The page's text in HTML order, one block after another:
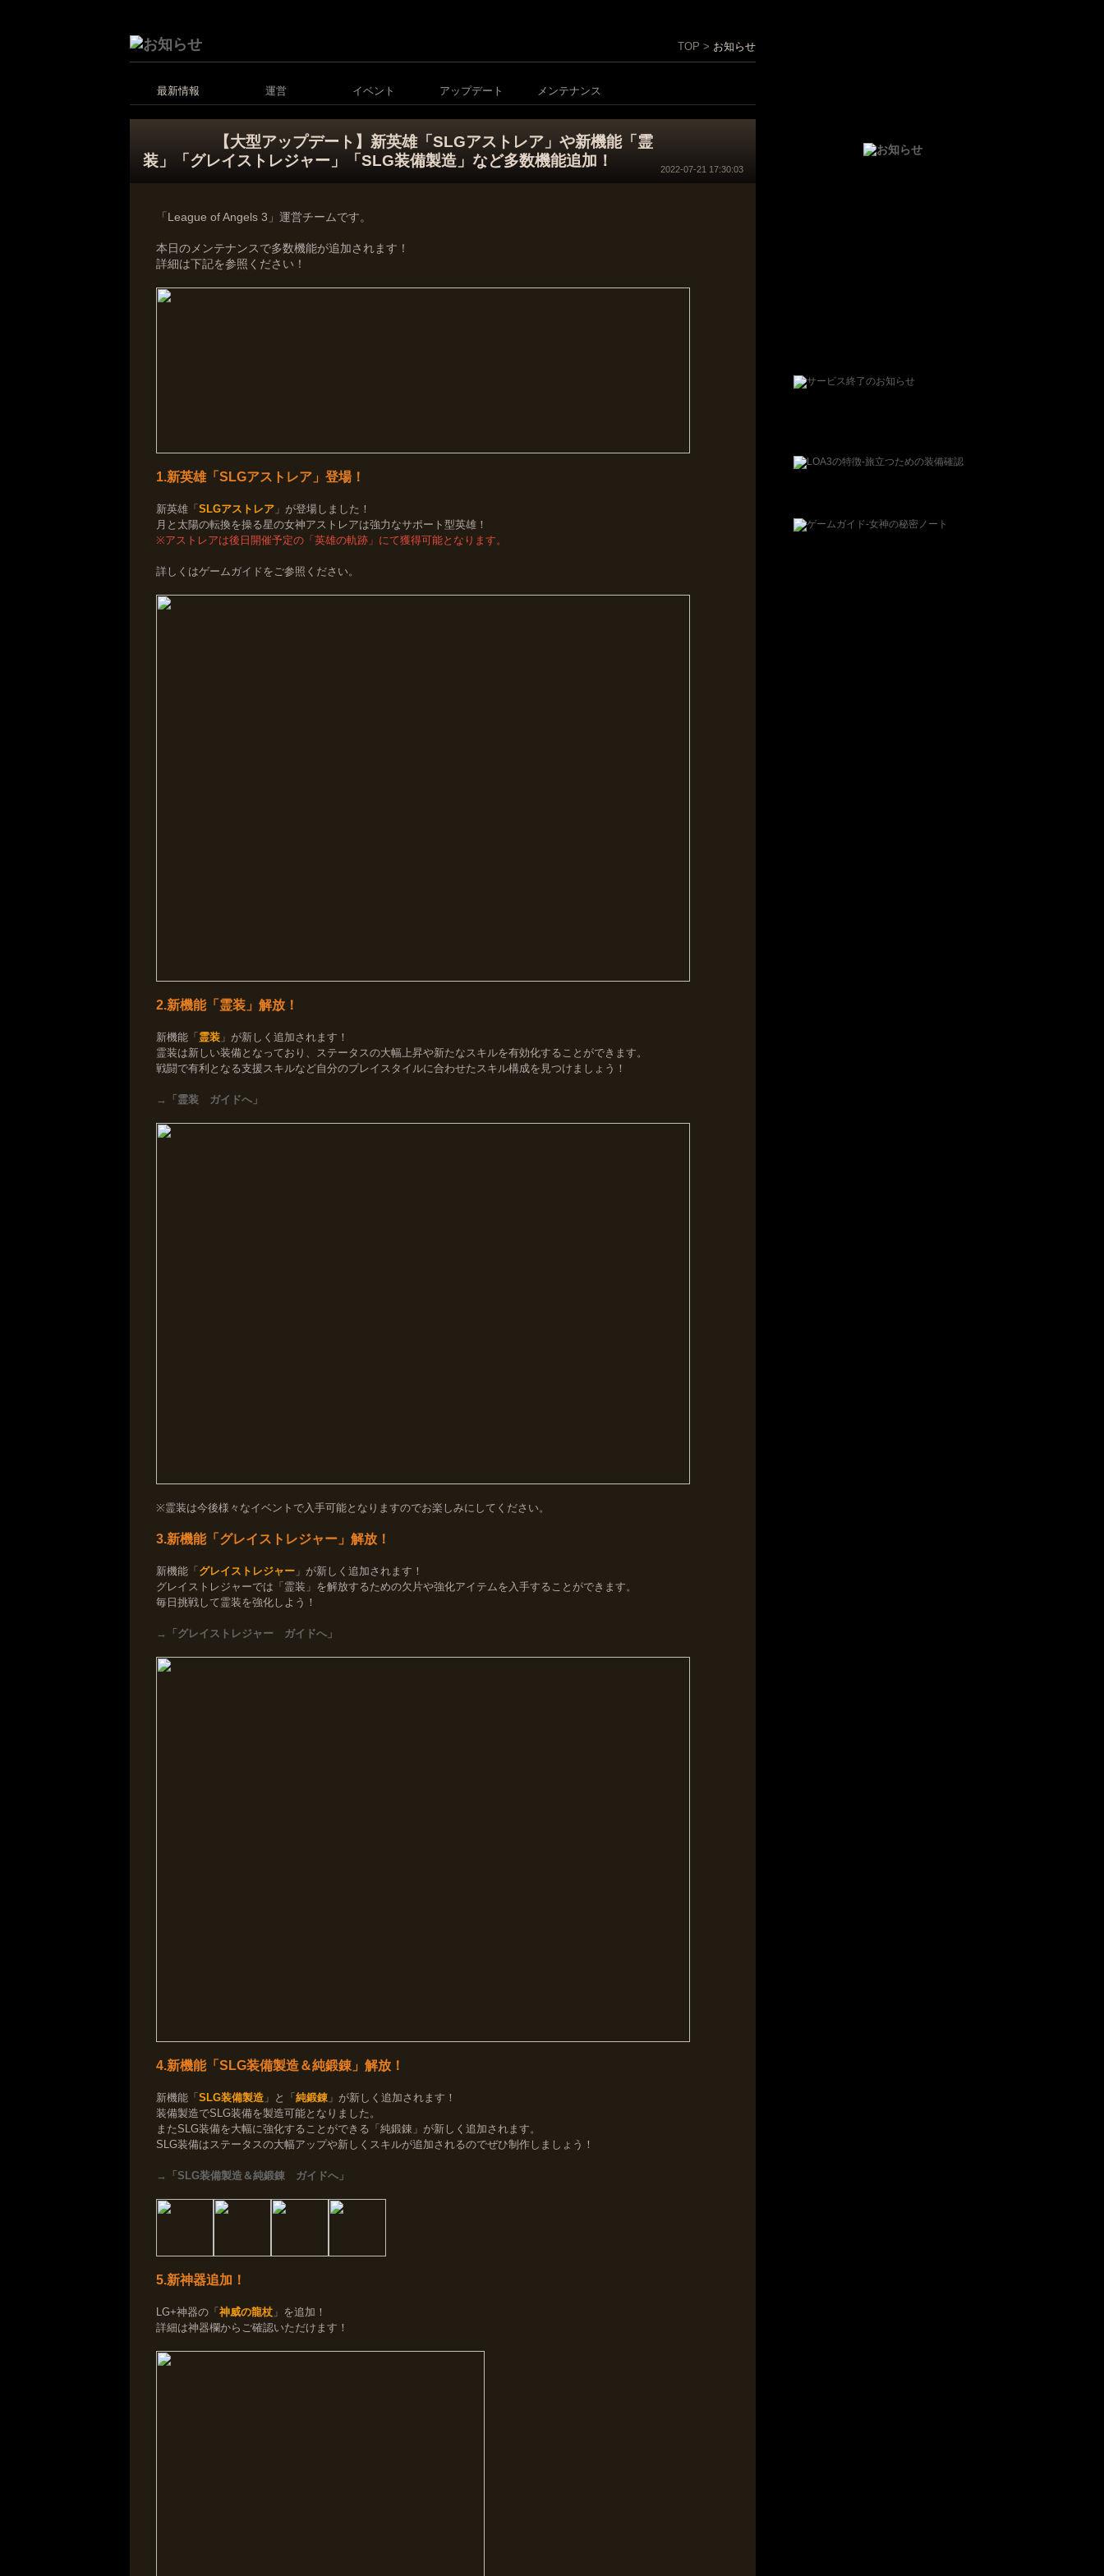
TOP > お知らせ
最新情報 運営 イベント アップデート メンテナンス
【大型アップデート】新英雄「SLGアストレア」や新機能「霊
装」「グレイストレジャー」「SLG装備製造」など多数機能追加！
2022-07-21 17:30:03
「League of Angels 3」運営チームです。
本日のメンテナンスで多数機能が追加されます！
詳細は下記を参照ください！
1.新英雄「SLGアストレア」登場！
新英雄「 SLGアストレア 」が登場しました！
月と太陽の転換を操る星の女神アストレアは強力なサポート型英雄！
※アストレアは後日開催予定の「英雄の軌跡」にて獲得可能となります。
詳しくはゲームガイドをご参照ください。
2.新機能「霊装」解放！
新機能「 霊装 」が新しく追加されます！
霊装は新しい装備となっており、ステータスの大幅上昇や新たなスキルを有効化することができます。
戦闘で有利となる支援スキルなど自分のプレイスタイルに合わせたスキル構成を見つけましょう！
→「霊装 ガイドへ」
※霊装は今後様々なイベントで入手可能となりますのでお楽しみにしてください。
3.新機能「グレイストレジャー」解放！
新機能「 グレイストレジャー 」が新しく追加されます！
グレイストレジャーでは「霊装」を解放するための欠片や強化アイテムを入手することができます。
毎日挑戦して霊装を強化しよう！
→「グレイストレジャー ガイドへ」
4.新機能「SLG装備製造＆純鍛錬」解放！
新機能「 SLG装備製造 」と「 純鍛錬 」が新しく追加されます！
装備製造でSLG装備を製造可能となりました。
またSLG装備を大幅に強化することができる「純鍛錬」が新しく追加されます。
SLG装備はステータスの大幅アップや新しくスキルが追加されるのでぜひ制作しましょう！
→「SLG装備製造＆純鍛錬 ガイドへ」
5.新神器追加！
LG+神器の「 神威の龍杖 」を追加！
詳細は神器欄からご確認いただけます！